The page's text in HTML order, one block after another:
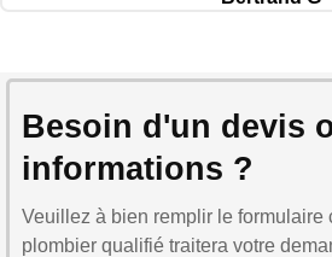
Besoin d'un devis
informations ?
Veuillez à bien remplir le formulaire
plombier qualifié traitera votre